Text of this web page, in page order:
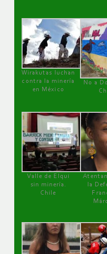
Wirakutas luchan
contra la minería
en México
No a
Valle de Elqui
sin minería.
Chile
la